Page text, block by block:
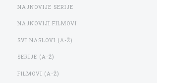
NAJNOVIJE SERIJE
NAJNOVIJI FILMOVI
SVI NASLOVI (A-Ž)
SERIJE (A-Ž)
FILMOVI (A-Ž)